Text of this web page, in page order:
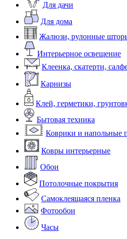
Для дачи
Для дома
Жалюзи, рулонные
Интерьерное освещение
Клеенка, скатерти,
Карнизы
Клей, герметики,
Бытовая техника
Коврики и напольные
Ковры интерьерные
Обои
Потолочные покрытия
Самоклеящаяся пленка
Фотообои
Часы